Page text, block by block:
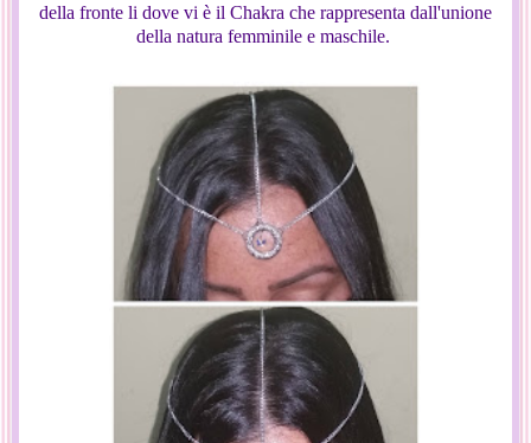
della fronte li dove vi è il Chakra che rappresenta dall'unione
della natura femminile e maschile.